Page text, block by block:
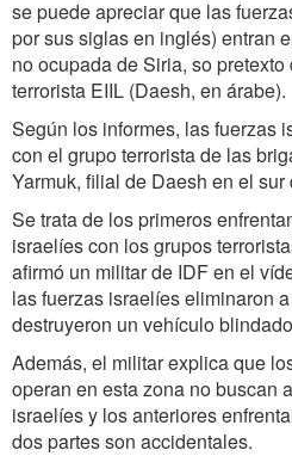
se puede apreciar que las
por sus siglas en inglés) entran
no ocupada de Siria, so
terrorista EIIL (Daesh, en árabe).
Según los informes, las fuerzas
con el grupo terrorista de las
Yarmuk, filial de Daesh en el sur
Se trata de los primeros
israelíes con los grupos
afirmó un militar de IDF en el
las fuerzas israelíes eliminaron
destruyeron un vehículo
Además, el militar explica que
operan en esta zona no buscan
israelíes y los anteriores
dos partes son accidentales.